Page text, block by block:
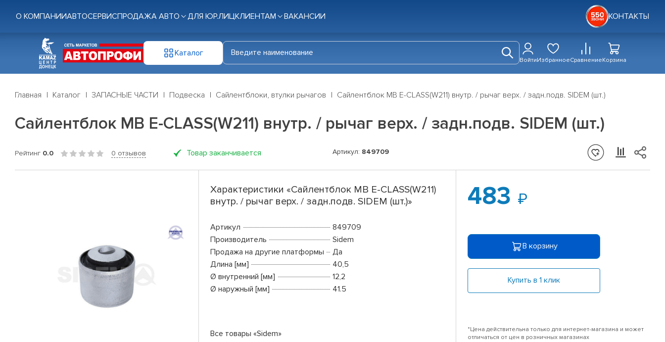
О КОМПАНИИАВТОСЕРВИСПРОДАЖА АВТО ДЛЯ ЮР.ЛИЦКЛИЕНТАМ ВАКАНСИИ КОНТАКТЫ
Каталог
ВойтиИзбранноеСравнениеКорзина
Главная Каталог ЗАПАСНЫЕ ЧАСТИ Подвеска Сайлентблоки, втулки рычагов Сайлентблок MB E-CLASS(W211) внутр. / рычаг верх. / задн.подв. SIDEM (шт.)
Сайлентблок MB E-CLASS(W211) внутр. / рычаг верх. / задн.подв. SIDEM (шт.)
Рейтинг 0.0 0 отзывов Товар заканчивается Артикул: 849709
Характеристики «Сайлентблок MB E-CLASS(W211)
внутр. / рычаг верх. / задн.подв. SIDEM (шт.)»
Артикул
849709
Производитель
Sidem
Продажа на другие платформы
Да
Длина [мм]
40,5
Ø внутренний [мм]
12,2
Ø наружный [мм]
41.5
Все товары «Sidem»
483
В корзину
Купить в 1 клик
*Цена действительна только для интернет-магазина и может
отличаться от цен в розничных магазинах